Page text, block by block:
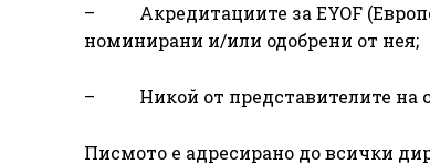
– Акредитациите за EYOF
номинирани и/или одобрени от нея;
– Никой от представителите на
Писмото е адресирано до всички